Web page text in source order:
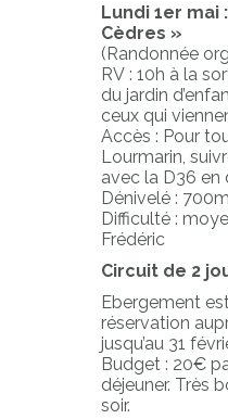
Previous
Lundi 1er mai
Cèdres »
(Randonnée
RV : 10h à la
du jardin
ceux qui
Accès : Pour
Lourmarin,
avec la D36 en
Dénivelé :
Difficulté :
Frédéric
Circuit de 2
Ebergement
réservation
jusqu’au 31
Budget : 20€
déjeuner. Très
soir.